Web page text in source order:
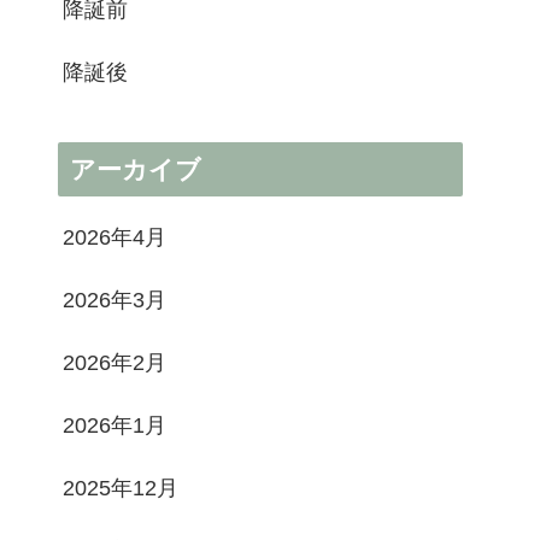
降誕前
降誕後
アーカイブ
2026年4月
2026年3月
2026年2月
2026年1月
2025年12月